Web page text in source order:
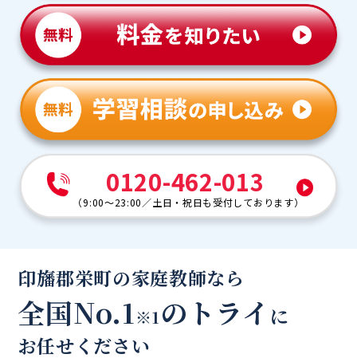
0120-462-013
（9:00～23:00／土日・祝日も受付しております）
印旛郡栄町の家庭教師なら
全国No.1※1のトライ に
お任せください